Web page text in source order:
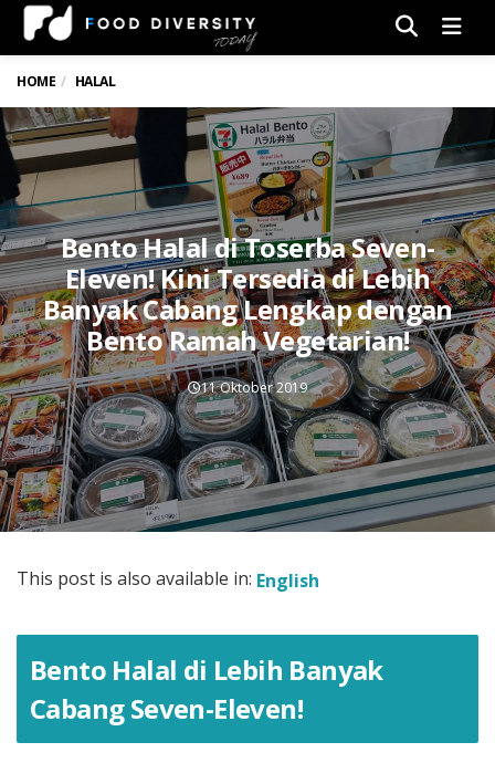
HOME HALAL
Bento Halal di Toserba Seven-
Eleven! Kini Tersedia di Lebih
Banyak Cabang Lengkap dengan
Bento Ramah Vegetarian!
11 Oktober 2019
This post is also available in: English
Bento Halal di Lebih Banyak
Cabang Seven-Eleven!